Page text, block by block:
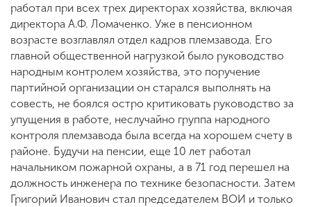
работал при всех трех директорах хозяйства, включая
директора А.Ф. Ломаченко. Уже в пенсионном
возрасте возглавлял отдел кадров племзавода. Его
главной общественной нагрузкой было руководство
народным контролем хозяйства, это поручение
партийной организации он старался выполнять на
совесть, не боялся остро критиковать руководство за
упущения в работе, неслучайно группа народного
контроля племзавода была всегда на хорошем счету в
районе. Будучи на пенсии, еще 10 лет работал
начальником пожарной охраны, а в 71 год перешел на
должность инженера по технике безопасности. Затем
Григорий Иванович стал председателем ВОИ и только